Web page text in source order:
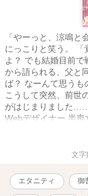
「やーっと、涼鳴
にっこりと笑う。
よ？ でも結婚目前
から語られる、父と
ば？ なーんて思うも
こうして突然、前世
がはじまりました……
Webデザイナー 半喪
ュ障。 ちょっぴり
× 雨山清人(28) 世界
とする雨山ホール
な人 前世の婚約者
涼鳴が結婚生活な
文字
エタニティ 御